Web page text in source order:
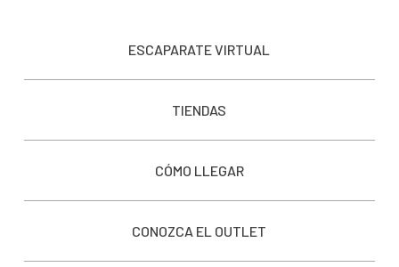
ESCAPARATE VIRTUAL
TIENDAS
CÓMO LLEGAR
CONOZCA EL OUTLET